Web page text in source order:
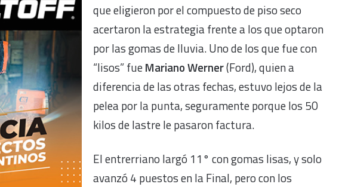
que eligieron por el compuesto de piso seco
acertaron la estrategia frente a los que optaron
por las gomas de lluvia. Uno de los que fue con
“lisos” fueMariano Werner(Ford), quien a
diferencia de las otras fechas, estuvo lejos de la
pelea por la punta, seguramente porque los 50
kilos de lastre le pasaron factura.
El entrerriano largó 11° con gomas lisas, y solo
avanzó 4 puestos en la Final, pero con los